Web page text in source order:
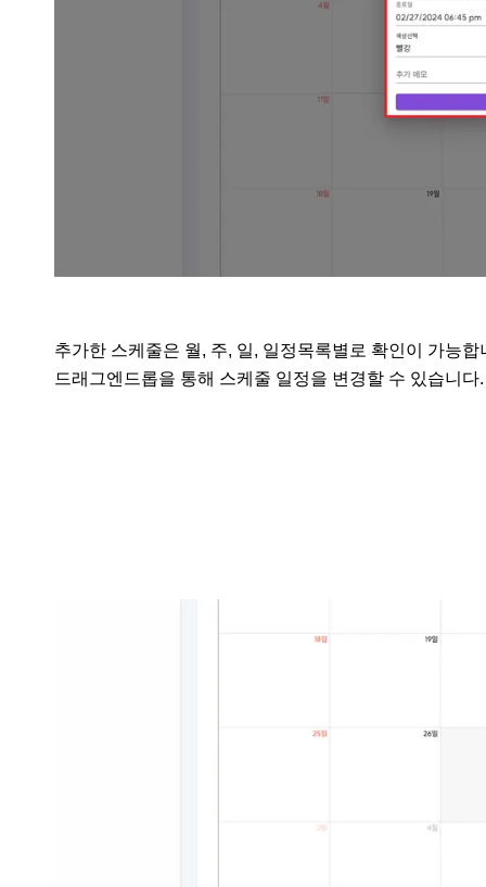
추가한 스케줄은 월, 주, 일, 일정목록별로 확인이 가능합
드래그엔드롭을 통해 스케줄 일정을 변경할 수 있습니다.